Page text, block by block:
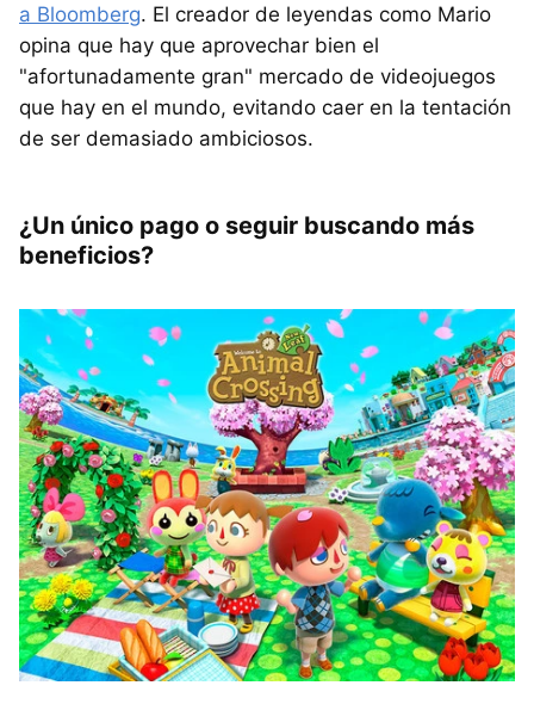
a Bloomberg. El creador de leyendas como Mario
opina que hay que aprovechar bien el
"afortunadamente gran" mercado de videojuegos
que hay en el mundo, evitando caer en la tentación
de ser demasiado ambiciosos.
¿Un único pago o seguir buscando más
beneficios?